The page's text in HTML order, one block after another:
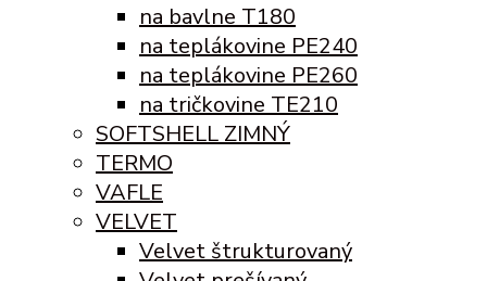
na bavlne T180
na teplákovine PE240
na teplákovine PE260
na tričkovine TE210
SOFTSHELL ZIMNÝ
TERMO
VAFLE
VELVET
Velvet štrukturovaný